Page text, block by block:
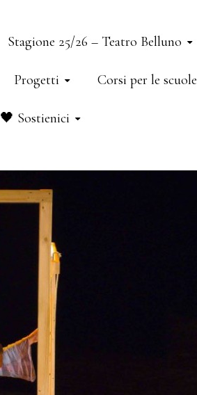
Stagione 25/26 – Teatro Belluno
Progetti Corsi per le scuole
🖤 Sostienici